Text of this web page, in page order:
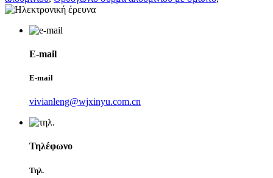
E-mail
E-mail
vivianleng@wjxinyu.com.cn
Τηλέφωνο
Τηλ.